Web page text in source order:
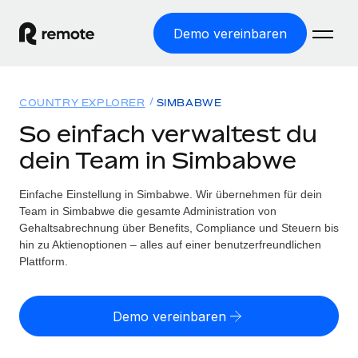
Demo vereinbaren
WELTWEITE BESCHÄFTIGUNG
Globale Payroll
Einfache, rechtssicher Payroll
Employer of Record
Weltweites Wachstum ohne Kosten für Niederlassungen
Contractor of Record
Rechtssichere, weltweite Arbeit mit Freelancer:innen
Lösungen
WELTWEITE ABDECKUNG
Country Explorer
Länderspezifische Unterstützung bei der Einstellung
Einfache Einstellung in allen US-Bundesstaaten
Ressourcen
TOOLS UND RECHNER
Scheinselbstständigkeitsrisiko berechnen
Personalkostenrechner
Preise
COUNTRY EXPLORER SIMBABWE
So einfach verwaltest du
dein Team in Simbabwe
Einfache Einstellung in Simbabwe. Wir übernehmen für dein
Team in Simbabwe die gesamte Administration von
Gehaltsabrechnung über Benefits, Compliance und Steuern bis
hin zu Aktienoptionen – alles auf einer benutzerfreundlichen
Plattform.
Demo vereinbaren